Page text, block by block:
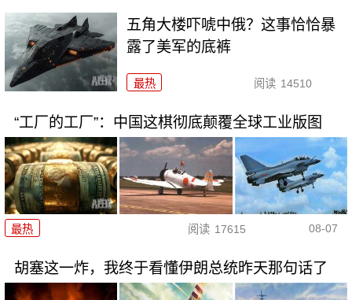
五角大楼吓唬中俄？这事恰恰暴
露了美军的底裤
最热 阅读 14510
“工厂的工厂”：中国这棋彻底颠覆全球工业版图
最热 阅读 17615 08-07
胡塞这一炸，我终于看懂伊朗总统昨天那句话了